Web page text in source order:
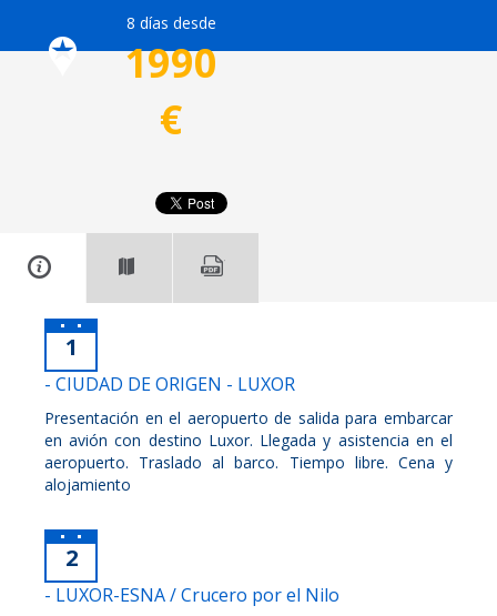
8 días desde
1990
€
1
- CIUDAD DE ORIGEN - LUXOR
Presentación en el aeropuerto de salida para embarcar
en avión con destino Luxor. Llegada y asistencia en el
aeropuerto. Traslado al barco. Tiempo libre. Cena y
alojamiento
2
- LUXOR-ESNA / Crucero por el Nilo